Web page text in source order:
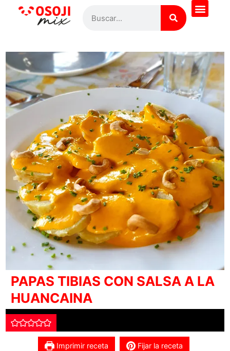
PAPAS TIBIAS CON SALSA A LA
HUANCAINA
Imprimir receta Fijar la receta